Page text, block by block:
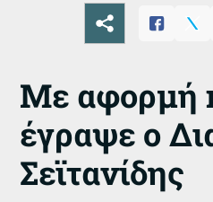
Με αφορμή
έγραψε ο
Σεϊτανίδης